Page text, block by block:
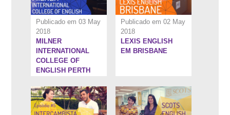
Publicado em 03 May
2018
MILNER
INTERNATIONAL
COLLEGE OF
ENGLISH PERTH
Publicado em 02 May
2018
LEXIS ENGLISH
EM BRISBANE
7:46''